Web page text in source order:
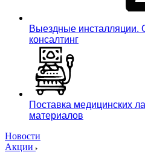
Выездные инсталляции.
консалтинг
Поставка медицинских
материалов
Новости
Акции